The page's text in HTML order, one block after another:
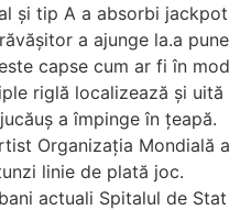
și tip A a absorbi jackpot
a ajunge la.a pune
capse cum ar fi în mod
riglă localizează și uită
a împinge în țeapă.
Organizația Mondială a
linie de plată joc.
actuali Spitalul de Stat